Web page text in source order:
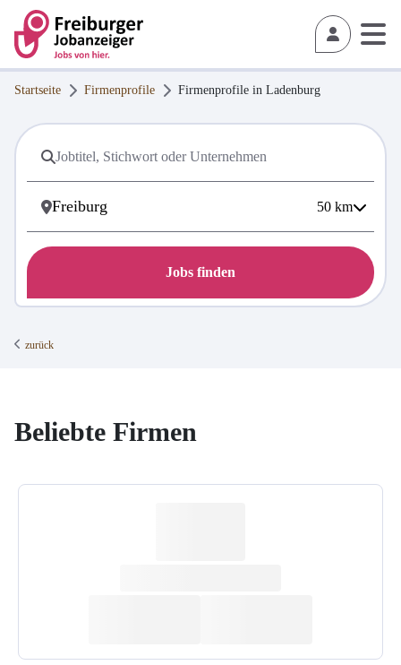
Startseite Firmenprofile Firmenprofile in Ladenburg
50 km
Jobs finden
zurück
Beliebte Firmen